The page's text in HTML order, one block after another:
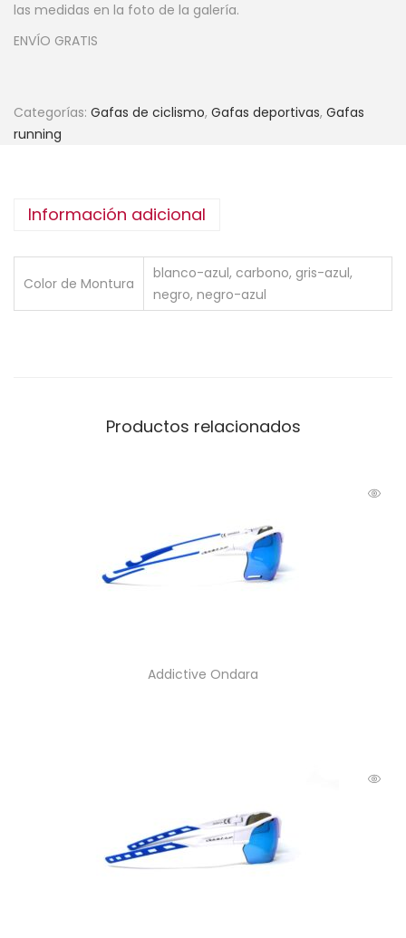
las medidas en la foto de la galería.
ENVÍO GRATIS
Categorías: Gafas de ciclismo, Gafas deportivas, Gafas
running
Información adicional
Color de Montura
blanco-azul, carbono, gris-azul,
negro, negro-azul
Productos relacionados
Addictive Ondara